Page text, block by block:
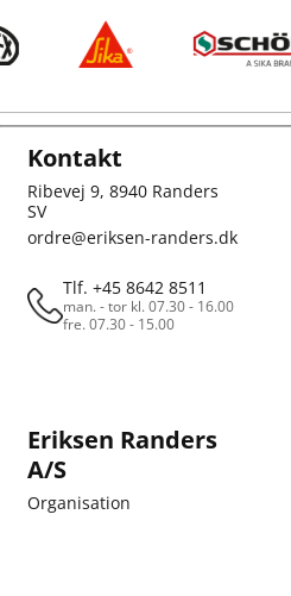
Kontakt
Ribevej 9, 8940 Randers
SV
ordre@eriksen-randers.dk
Tlf. +45 8642 8511
man. - tor kl. 07.30 - 16.00
fre. 07.30 - 15.00
Eriksen Randers
A/S
Organisation